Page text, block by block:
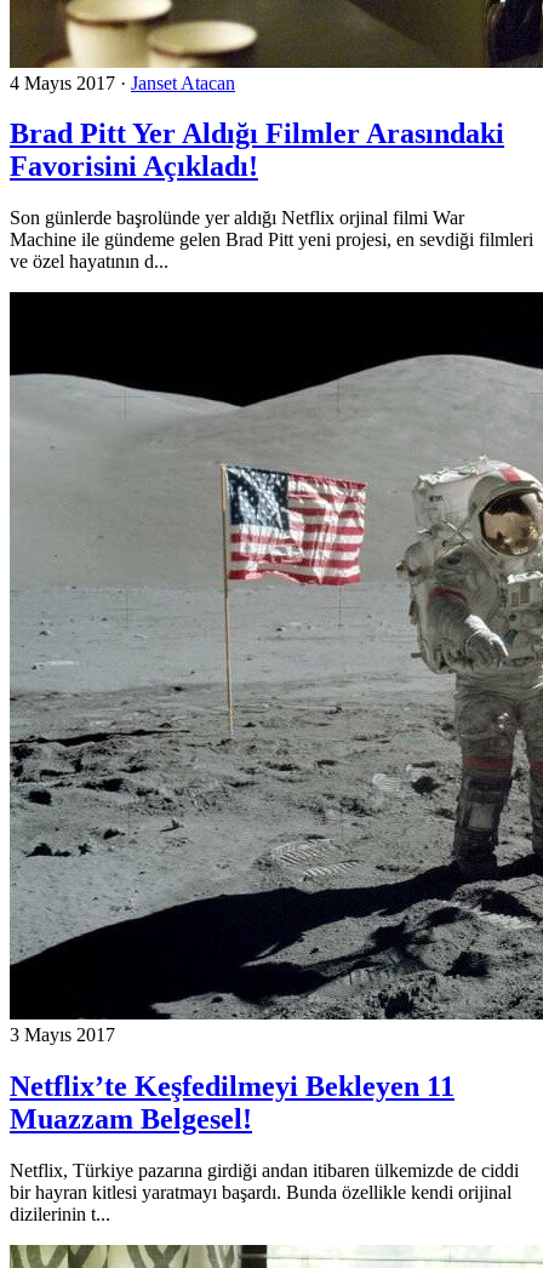
4 Mayıs 2017 · Janset Atacan
Brad Pitt Yer Aldığı Filmler Arasındaki
Favorisini Açıkladı!
Son günlerde başrolünde yer aldığı Netflix orjinal filmi War
Machine ile gündeme gelen Brad Pitt yeni projesi, en sevdiği filmleri
ve özel hayatının d...
3 Mayıs 2017
Netflix’te Keşfedilmeyi Bekleyen 11
Muazzam Belgesel!
Netflix, Türkiye pazarına girdiği andan itibaren ülkemizde de ciddi
bir hayran kitlesi yaratmayı başardı. Bunda özellikle kendi orijinal
dizilerinin t...